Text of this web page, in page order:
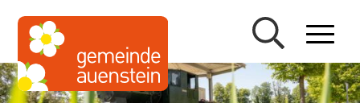
Navigieren in Auenstein